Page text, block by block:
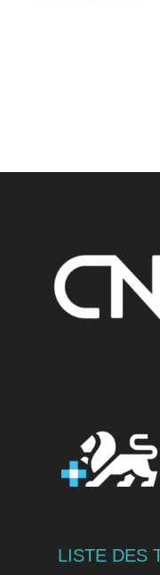
LISTE DES